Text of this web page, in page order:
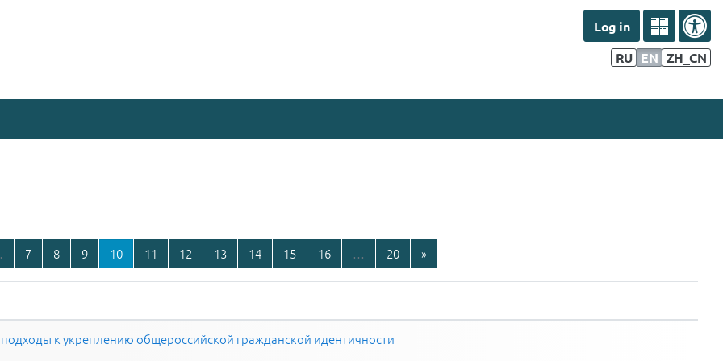
Log in
RU EN ZH_CN
7Page 7
8Page 8
9Page 9
10Page 10
11 Page 11
12Page 12
13Page 13
14Page 14
15Page 15
16Page 16
… 20Page 20
»Next page
к укреплению общероссийской гражданской идентичности